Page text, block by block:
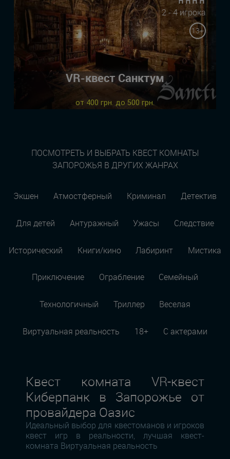
2 - 4 игрока
13+
VR-квест Санктум
от 400 грн. до 500 грн.
ПОСМОТРЕТЬ И ВЫБРАТЬ КВЕСТ КОМНАТЫ
ЗАПОРОЖЬЯ В ДРУГИХ ЖАНРАХ
Экшен Атмостферный Криминал Детектив
Для детей Антуражный Ужасы Следствие
Исторический Книги/кино Лабиринт Мистика
Приключение Ограбление Семейный
Технологичный Триллер Веселая
Виртуальная реальность 18+ С актерами
Квест комната VR-квест
Киберпанк в Запорожье от
провайдера Оазис
Идеальный выбор для квестоманов и игроков
квест игр в реальности, лучшая квест-
комната Виртуальная реальность